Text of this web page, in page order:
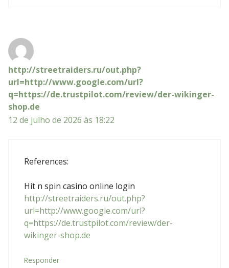
http://streetraiders.ru/out.php?
url=http://www.google.com/url?
q=https://de.trustpilot.com/review/der-wikinger-
shop.de
12 de julho de 2026 às 18:22
References:
Hit n spin casino online login
http://streetraiders.ru/out.php?
url=http://www.google.com/url?
q=https://de.trustpilot.com/review/der-
wikinger-shop.de
Responder